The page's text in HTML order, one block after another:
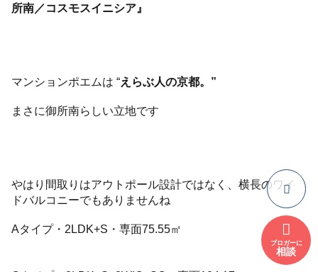
所南／コスモスイニシア』
マンションポエムは “えらぶ人の京都。”
まさに御所南らしい立地です
やはり間取りはアウトポール設計ではなく、横長のワイ
ドバルコニーでもありませんね
Aタイプ・2LDK+S・専面75.55㎡
ブロガーに
相談